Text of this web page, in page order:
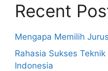
Recent
Mengapa Memilih
Rahasia Sukses
Indonesia